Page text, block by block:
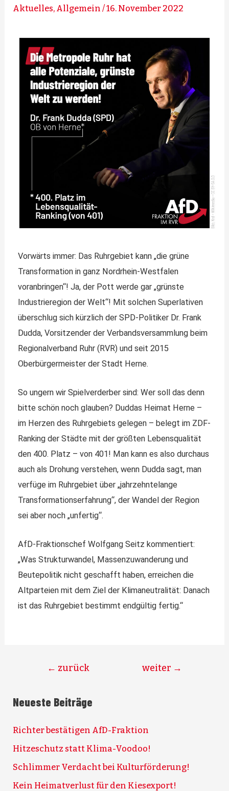
Aktuelles, Allgemein /16. November 2022
Vorwärts immer: Das Ruhrgebiet kann „die grüne
Transformation in ganz Nordrhein-Westfalen
voranbringen“! Ja, der Pott werde gar „grünste
Industrieregion der Welt“! Mit solchen Superlativen
überschlug sich kürzlich der SPD-Politiker Dr. Frank
Dudda, Vorsitzender der Verbandsversammlung beim
Regionalverband Ruhr (RVR) und seit 2015
Oberbürgermeister der Stadt Herne.
So ungern wir Spielverderber sind: Wer soll das denn
bitte schön noch glauben? Duddas Heimat Herne –
im Herzen des Ruhrgebiets gelegen – belegt im ZDF-
Ranking der Städte mit der größten Lebensqualität
den 400. Platz – von 401! Man kann es also durchaus
auch als Drohung verstehen, wenn Dudda sagt, man
verfüge im Ruhrgebiet über „jahrzehntelange
Transformationserfahrung“, der Wandel der Region
sei aber noch „unfertig“.
AfD-Fraktionschef Wolfgang Seitz kommentiert:
„Was Strukturwandel, Massenzuwanderung und
Beutepolitik nicht geschafft haben, erreichen die
Altparteien mit dem Ziel der Klimaneutralität: Danach
ist das Ruhrgebiet bestimmt endgültig fertig.“
← zurück weiter →
Neueste Beiträge
Richter bestätigen AfD-Fraktion
Hitzeschutz statt Klima-Voodoo!
Schlimmer Verdacht bei Kulturförderung!
Kein Heimatverlust für den Kiesexport!